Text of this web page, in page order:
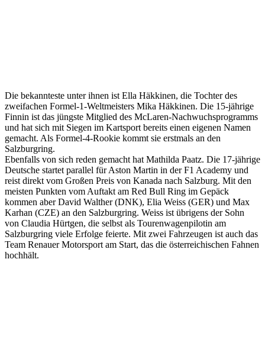
Die bekannteste unter ihnen ist Ella Häkkinen, die Tochter des
zweifachen Formel-1-Weltmeisters Mika Häkkinen. Die 15-jährige
Finnin ist das jüngste Mitglied des McLaren-Nachwuchsprogramms
und hat sich mit Siegen im Kartsport bereits einen eigenen Namen
gemacht. Als Formel-4-Rookie kommt sie erstmals an den
Salzburgring.
Ebenfalls von sich reden gemacht hat Mathilda Paatz. Die 17-jährige
Deutsche startet parallel für Aston Martin in der F1 Academy und
reist direkt vom Großen Preis von Kanada nach Salzburg. Mit den
meisten Punkten vom Auftakt am Red Bull Ring im Gepäck
kommen aber David Walther (DNK), Elia Weiss (GER) und Max
Karhan (CZE) an den Salzburgring. Weiss ist übrigens der Sohn
von Claudia Hürtgen, die selbst als Tourenwagenpilotin am
Salzburgring viele Erfolge feierte. Mit zwei Fahrzeugen ist auch das
Team Renauer Motorsport am Start, das die österreichischen Fahnen
hochhält.